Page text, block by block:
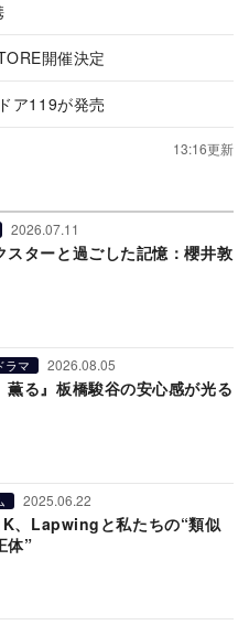
開催決定
ア119が発売
13:16更新
2026.07.11
スターと過ごした記憶：櫻井敦
ラマ 2026.08.05
薫る』板橋駿谷の安心感が光る
2025.06.22
、Lapwingと私たちの“類似
体”